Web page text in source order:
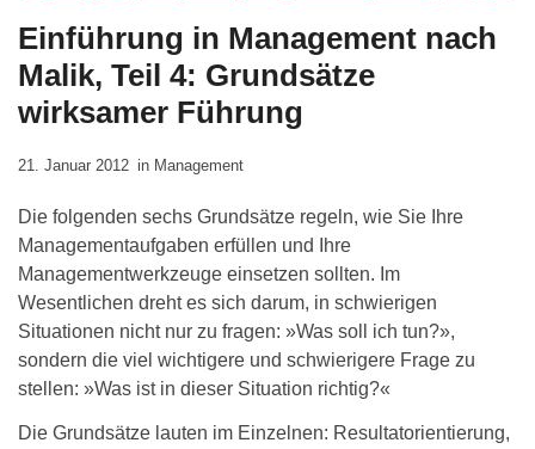
Einführung in Management nach
Malik, Teil 4: Grundsätze
wirksamer Führung
21. Januar 2012 in Management
Die folgenden sechs Grundsätze regeln, wie Sie Ihre
Managementaufgaben erfüllen und Ihre
Managementwerkzeuge einsetzen sollten. Im
Wesentlichen dreht es sich darum, in schwierigen
Situationen nicht nur zu fragen: »Was soll ich tun?»,
sondern die viel wichtigere und schwierigere Frage zu
stellen: »Was ist in dieser Situation richtig?«
Die Grundsätze lauten im Einzelnen: Resultatorientierung,